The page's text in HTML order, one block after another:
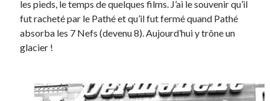
les pieds, le temps de quelques films. J’ai le souvenir qu’il
fut racheté par le Pathé et qu’il fut fermé quand Pathé
absorba les 7 Nefs (devenu 8). Aujourd’hui y trône un
glacier !